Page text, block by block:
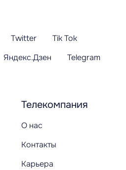
Телекомпания
О нас
Контакты
Карьера
Twitter
Tik Tok
Яндекс.Дзен
Telegram